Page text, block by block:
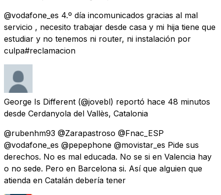
@vodafone_es 4.º día incomunicados gracias al mal
servicio , necesito trabajar desde casa y mi hija tiene que
estudiar y no tenemos ni router, ni instalación por
culpa#reclamacion
George Is Different (@jovebl) reportó hace 48 minutos
desde Cerdanyola del Vallès, Catalonia
@rubenhm93 @Zarapastroso @Fnac_ESP
@vodafone_es @pepephone @movistar_es Pide sus
derechos. No es mal educada. No se si en Valencia hay
o no sede. Pero en Barcelona si. Así que alguien que
atienda en Catalán debería tener